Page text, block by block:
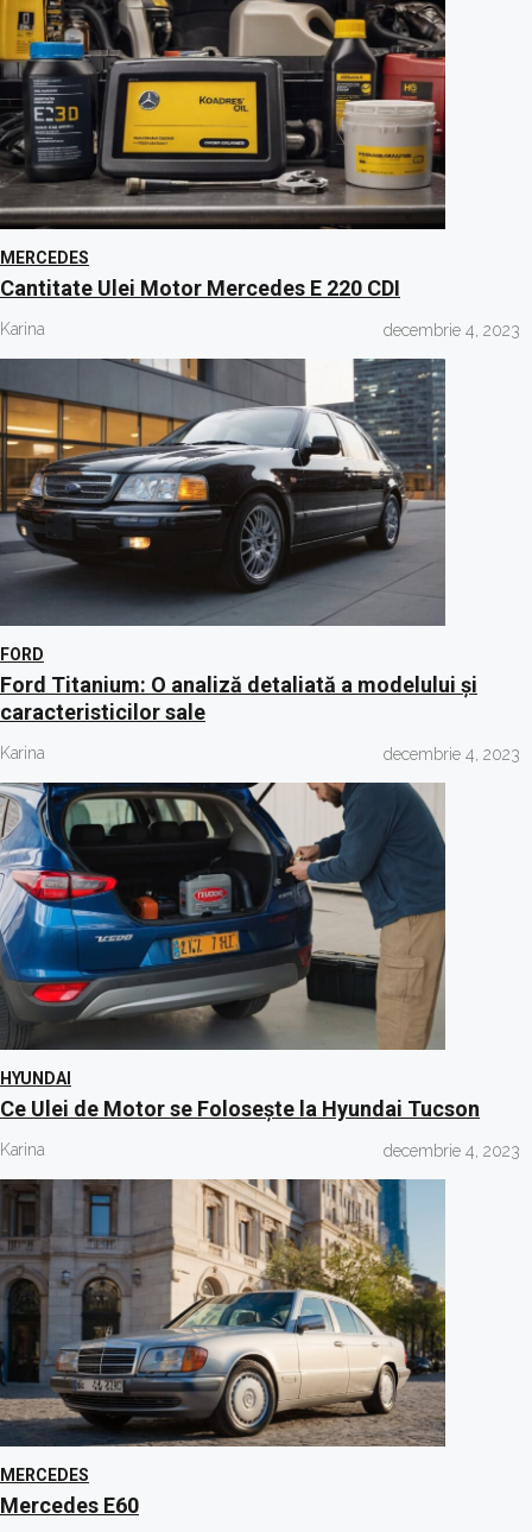
MERCEDES
Cantitate Ulei Motor Mercedes E 220 CDI
Karina decembrie 4, 2023
FORD
Ford Titanium: O analiză detaliată a modelului și
caracteristicilor sale
Karina decembrie 4, 2023
HYUNDAI
Ce Ulei de Motor se Folosește la Hyundai Tucson
Karina decembrie 4, 2023
MERCEDES
Mercedes E60